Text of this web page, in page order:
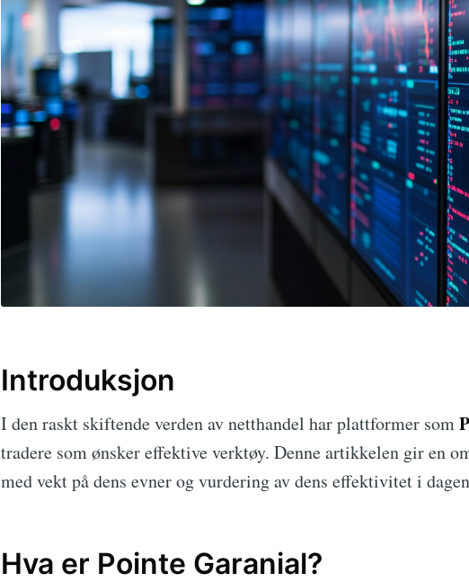
Introduksjon
I den raskt skiftende verden av netthandel har plattformer som
tradere som ønsker effektive verktøy. Denne artikkelen gir en
med vekt på dens evner og vurdering av dens effektivitet i
Hva er Pointe Garanial?